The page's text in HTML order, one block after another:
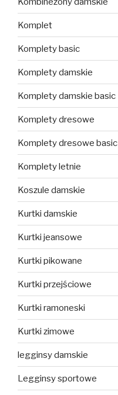
Komplet
Komplety basic
Komplety damskie
Komplety damskie basic
Komplety dresowe
Komplety dresowe basic
Komplety letnie
Koszule damskie
Kurtki damskie
Kurtki jeansowe
Kurtki pikowane
Kurtki przejściowe
Kurtki ramoneski
Kurtki zimowe
legginsy damskie
Legginsy sportowe